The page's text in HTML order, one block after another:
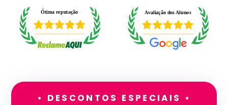
• DESCONTOS ESPECIAIS •